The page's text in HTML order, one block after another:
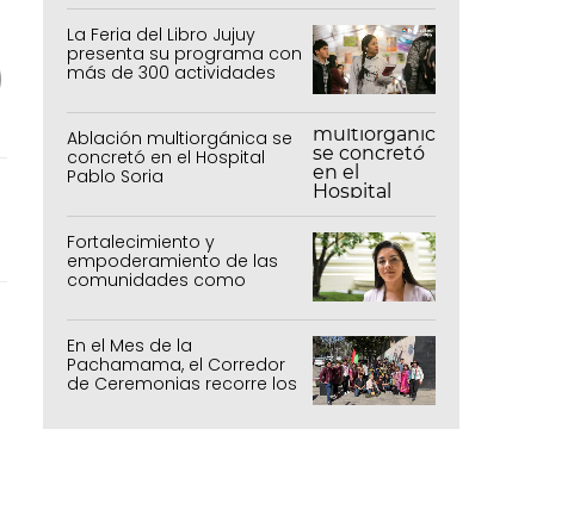
La Feria del Libro Jujuy
presenta su programa con
más de 300 actividades
Ablación multiorgánica se
concretó en el Hospital
Pablo Soria
Fortalecimiento y
empoderamiento de las
comunidades como
En el Mes de la
Pachamama, el Corredor
de Ceremonias recorre los